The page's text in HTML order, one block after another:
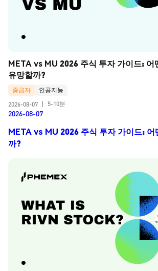
META vs MU 2026 주식 투자 가이드: 어
유망할까?
중급자
인공지능
2026-08-07
5-10분
2026-08-07
META vs MU 2026 주식 투자 가이드: 어
까?